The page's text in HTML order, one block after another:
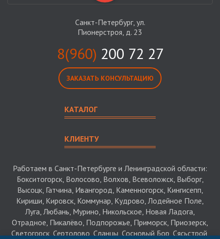
Санкт-Петербург, ул.
Пионерстроя, д. 23
8(960) 200 72 27
ЗАКАЗАТЬ КОНСУЛЬТАЦИЮ
КАТАЛОГ
КЛИЕНТУ
Работаем в Санкт-Петербурге и Ленинградской области:
Бокситогорск, Волосово, Волхов, Всеволожск, Выборг,
Высоцк, Гатчина, Ивангород, Каменногорск, Кингисепп,
Кириши, Кировск, Коммунар, Кудрово, Лодейное Поле,
Луга, Любань, Мурино, Никольское, Новая Ладога,
Отрадное, Пикалёво, Подпорожье, Приморск, Приозерск,
Светогорск, Сертолово, Сланцы, Сосновый Бор, Сясьстрой,